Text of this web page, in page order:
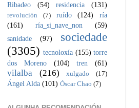
Ribadeo
(54) residencia (131)
revolución (7) ruído (124)
ría
(161)
ría_si_nave_non
(59)
sanidade
(97)
sociedade
(3305) tecnoloxía (155) torre
dos Moreno
(104) tren (61)
vilalba (216) xulgado (17)
Ángel Alda (101) Óscar Chao (7)